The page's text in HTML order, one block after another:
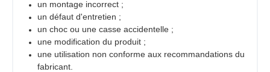
un montage incorrect ;
un défaut d'entretien ;
un choc ou une casse accidentelle ;
une modification du produit ;
une utilisation non conforme aux recommandations du
fabricant.